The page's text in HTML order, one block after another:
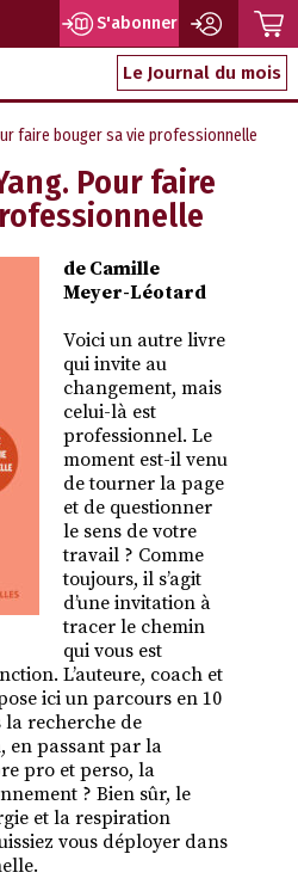
S'abonner
Le Journal du mois
faire bouger sa vie professionnelle
Pour faire
de Camille
Meyer-Léotard
Voici un autre livre
qui invite au
changement, mais
celui-là est
professionnel. Le
moment est-il venu
de tourner la page
et de questionner
le sens de votre
travail ? Comme
toujours, il s’agit
d’une invitation à
tracer le chemin
qui vous est
L’auteure, coach et
ici un parcours en 10
la recherche de
en passant par la
pro et perso, la
? Bien sûr, le
et la respiration
vous déployer dans